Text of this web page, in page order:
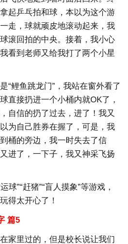
起乒乓拍和球，本以为这个游
走，球就顽皮地滚动起来，我
滚回拍的中央。接着，我小心
看到老师又给我打了两个小星
“鲤鱼跳龙门”，我站在窗外看了
直接扔进一个小桶内就OK了，
自信的扔了过去，进了！我又
为自己胜券在握了，可是，我
桶的旁边，我一时失去了信
进了，一下子，我又神采飞扬
球”“赶猪”“盲人摸象”等游戏，
得太开心了！
篇5
家里过的，但是校长说让我们